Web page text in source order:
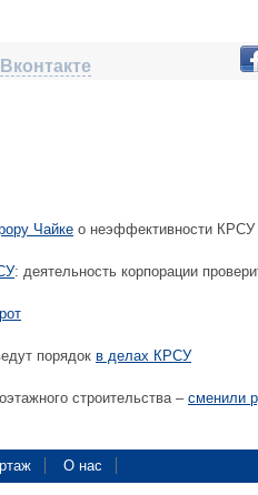
Вконтакте
Чайке о неэффективности КРСУ
: деятельность корпорации
порядок в делах КРСУ
строительства –сменили
О нас